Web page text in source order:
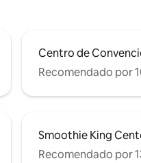
Centro de
Recomendado por
Smoothie King
Recomendado por